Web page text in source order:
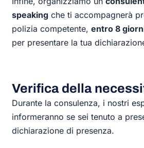
speaking che ti accompagnerà
polizia competente,entro 8
per presentare la tua
Verifica della
Durante la consulenza, i nostri
informeranno se sei tenuto a
dichiarazione di presenza.